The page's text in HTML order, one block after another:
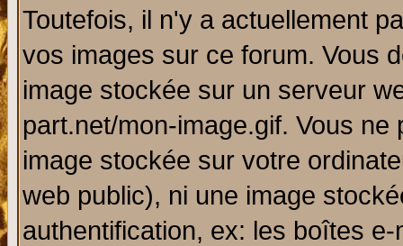
Toutefois, il n'y a actuellement
vos images sur ce forum. Vous
image stockée sur un serveur
part.net/mon-image.gif. Vous
image stockée sur votre
web public), ni une image
authentification, ex: les boîtes